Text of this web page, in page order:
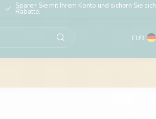
Sparen Sie mit Ihrem Konto und sichern Sie sich
Rabatte.
EUR